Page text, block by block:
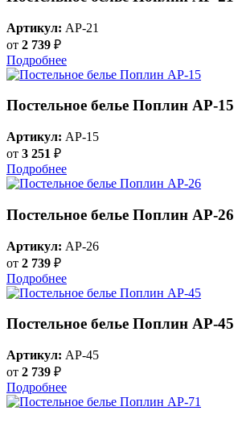
Артикул: AP-21
от 2 739 ₽
Подробнее
Постельное белье Поплин AP-15
Артикул: AP-15
от 3 251 ₽
Подробнее
Постельное белье Поплин AP-26
Артикул: AP-26
от 2 739 ₽
Подробнее
Постельное белье Поплин AP-45
Артикул: AP-45
от 2 739 ₽
Подробнее